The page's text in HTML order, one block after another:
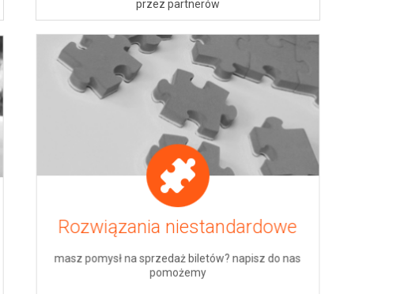
przez partnerów
Rozwiązania niestandardowe
masz pomysł na sprzedaż biletów? napisz do nas
pomożemy